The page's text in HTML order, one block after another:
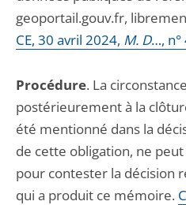
geoportail.gouv.fr,
CE, 30 avril 2024, M. D…, n°
Procédure. La
postérieurement à la
été mentionné dans la
de cette obligation, ne
pour contester la décision
qui a produit ce mémoire.